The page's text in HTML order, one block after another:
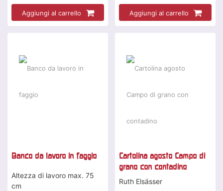
Aggiungi al carrello Aggiungi al carrello
Banco da lavoro in faggio
Altezza di lavoro max. 75
cm
Cartolina agosto Campo di
grano con contadino
Ruth Elsässer